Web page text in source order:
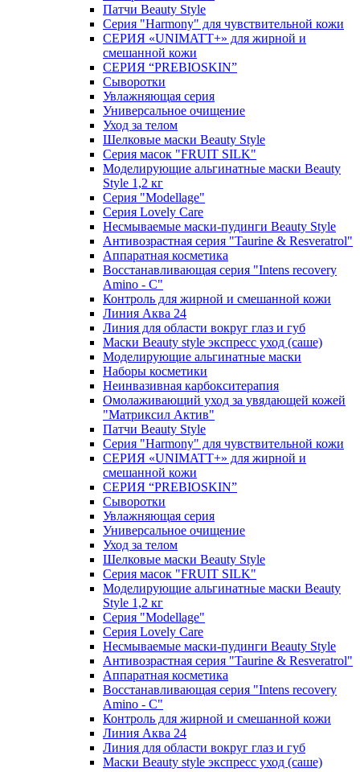
Патчи Beauty Style
Серия "Harmony" для чувствительной кожи
СЕРИЯ «UNIMATT+» для жирной и
смешанной кожи
СЕРИЯ “PREBIOSKIN”
Сыворотки
Увлажняющая серия
Универсальное очищение
Уход за телом
Шелковые маски Beauty Style
Серия масок "FRUIT SILK"
Моделирующие альгинатные маски Beauty
Style 1,2 кг
Серия "Modellage"
Cерия Lovely Care
Несмываемые маски-пудинги Beauty Style
Антивозрастная серия "Taurine & Resveratrol"
Аппаратная косметика
Восстанавливающая серия "Intens recovery
Amino - C"
Контроль для жирной и смешанной кожи
Линия Аква 24
Линия для области вокруг глаз и губ
Маски Beauty style экспресс уход (саше)
Моделирующие альгинатные маски
Наборы косметики
Неинвазивная карбокситерапия
Омолаживающий уход за увядающей кожей
"Матриксил Актив"
Патчи Beauty Style
Серия "Harmony" для чувствительной кожи
СЕРИЯ «UNIMATT+» для жирной и
смешанной кожи
СЕРИЯ “PREBIOSKIN”
Сыворотки
Увлажняющая серия
Универсальное очищение
Уход за телом
Шелковые маски Beauty Style
Серия масок "FRUIT SILK"
Моделирующие альгинатные маски Beauty
Style 1,2 кг
Серия "Modellage"
Cерия Lovely Care
Несмываемые маски-пудинги Beauty Style
Антивозрастная серия "Taurine & Resveratrol"
Аппаратная косметика
Восстанавливающая серия "Intens recovery
Amino - C"
Контроль для жирной и смешанной кожи
Линия Аква 24
Линия для области вокруг глаз и губ
Маски Beauty style экспресс уход (саше)